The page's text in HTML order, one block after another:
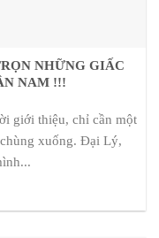
NHỮNG GIẤC
NAM !!!
giới thiệu, chỉ cần một
xuống. Đại Lý,